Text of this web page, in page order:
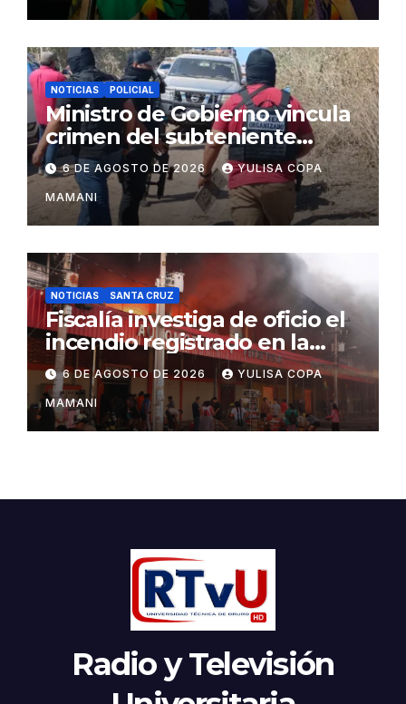
NOTICIAS POLICIAL
Ministro de Gobierno vincula
crimen del subteniente
Salazar con la red de
Sebastián Marset
6 DE AGOSTO DE 2026 YULISA COPA
MAMANI
NOTICIAS SANTA CRUZ
Fiscalía investiga de oficio el
incendio registrado en la
feria Barrio Lindo
6 DE AGOSTO DE 2026 YULISA COPA
MAMANI
Radio y Televisión